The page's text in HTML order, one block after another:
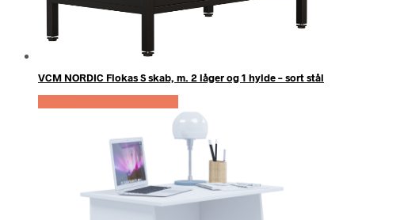
VCM NORDIC Flokas S skab, m. 2 låger og 1 hylde – sort stål